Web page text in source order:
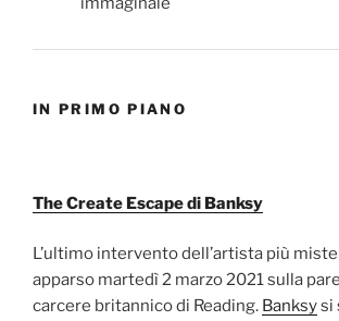
IN PRIMO PIANO
The Create Escape di Banksy
L’ultimo intervento dell’artista più
apparso martedì 2 marzo 2021 sulla
carcere britannico di Reading. Banksysi